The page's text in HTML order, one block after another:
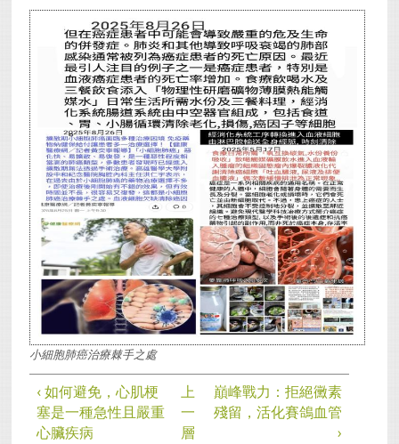
小細胞肺癌治療棘手之處
‹ 如何避免，心肌梗
塞是一種急性且嚴重
心臟疾病
上
一
層
巔峰戰力：拒絕黴素
殘留，活化賽鴿血管
›